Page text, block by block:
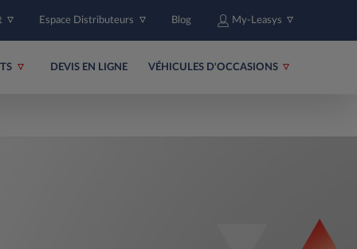
Espace Distributeurs Blog My-Leasys
DEVIS EN LIGNE VÉHICULES D'OCCASIONS